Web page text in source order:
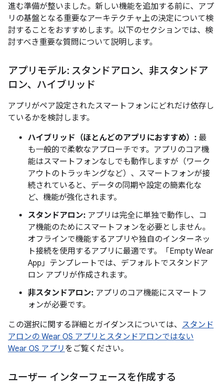
進む準備が整いました。新しい機能を追加する前に、アプ
リの基盤となる重要なアーキテクチャ上の決定について検
討することをおすすめします。以下のセクションでは、検
討すべき重要な質問について説明します。
アプリモデル: スタンドアロン、非スタンドア
ロン、ハイブリッド
アプリがペア設定されたスマートフォンにどれだけ依存し
ているかを検討します。
ハイブリッド（ほとんどのアプリにおすすめ）: 最
も一般的で柔軟なアプローチです。アプリのコア機
能はスマートフォンなしでも動作しますが（ワーク
アウトのトラッキングなど）、スマートフォンが接
続されていると、データの同期や設定の簡素化な
ど、機能が強化されます。
スタンドアロン: アプリは完全に単独で動作し、コ
ア機能のためにスマートフォンを必要としません。
オフラインで機能するアプリや独自のインターネッ
ト接続を使用するアプリに最適です。「Empty Wear
App」テンプレートでは、デフォルトでスタンドア
ロン アプリが作成されます。
非スタンドアロン: アプリのコア機能にスマートフ
ォンが必要です。
この選択に関する詳細とガイダンスについては、 スタンド
アロンの Wear OS アプリとスタンドアロンではない
Wear OS アプリ をご覧ください。
ユーザー インターフェースを作成する